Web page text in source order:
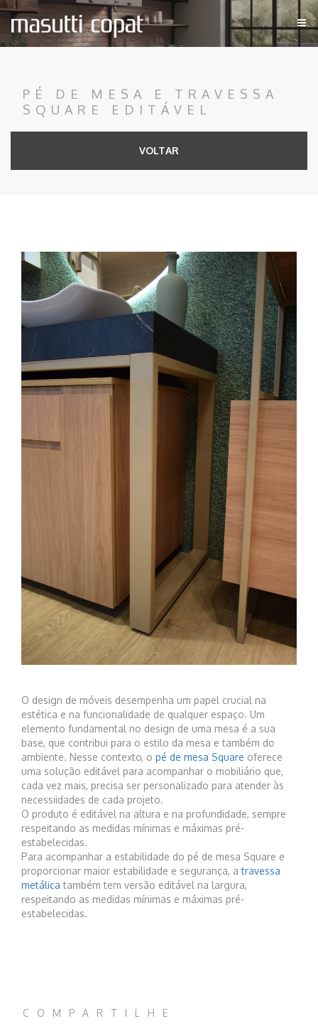
PÉ DE MESA E TRAVESSA
SQUARE EDITÁVEL
VOLTAR
O design de móveis desempenha um papel crucial na
estética e na funcionalidade de qualquer espaço. Um
elemento fundamental no design de uma mesa é a sua
base, que contribui para o estilo da mesa e também do
ambiente. Nesse contexto, o pé de mesa Square oferece
uma solução editável para acompanhar o mobiliário que,
cada vez mais, precisa ser personalizado para atender às
necessiidades de cada projeto.
O produto é editável na altura e na profundidade, sempre
respeitando as medidas mínimas e máximas pré-
estabelecidas.
Para acompanhar a estabilidade do pé de mesa Square e
proporcionar maior estabilidade e segurança, a travessa
metálica também tem versão editável na largura,
respeitando as medidas mínimas e máximas pré-
estabelecidas.
COMPARTILHE